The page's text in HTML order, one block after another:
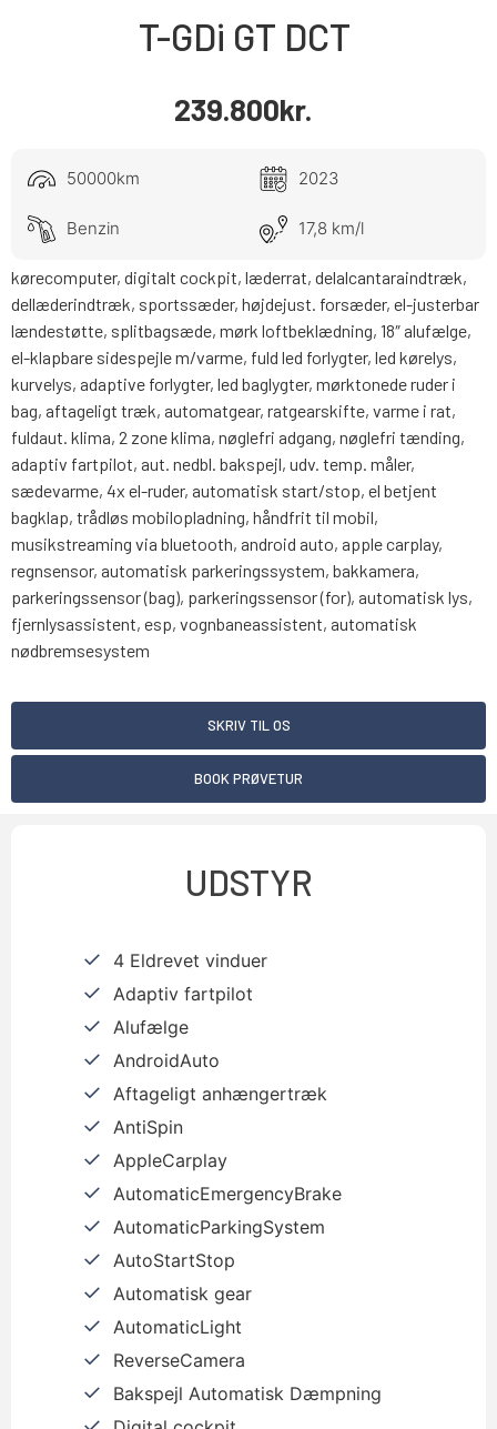
T-GDi GT DCT
239.800kr.
50000km 2023
Benzin 17,8 km/l
kørecomputer, digitalt cockpit, læderrat, delalcantaraindtræk,
dellæderindtræk, sportssæder, højdejust. forsæder, el-justerbar
lændestøtte, splitbagsæde, mørk loftbeklædning, 18″ alufælge,
el-klapbare sidespejle m/varme, fuld led forlygter, led kørelys,
kurvelys, adaptive forlygter, led baglygter, mørktonede ruder i
bag, aftageligt træk, automatgear, ratgearskifte, varme i rat,
fuldaut. klima, 2 zone klima, nøglefri adgang, nøglefri tænding,
adaptiv fartpilot, aut. nedbl. bakspejl, udv. temp. måler,
sædevarme, 4x el-ruder, automatisk start/stop, el betjent
bagklap, trådløs mobilopladning, håndfrit til mobil,
musikstreaming via bluetooth, android auto, apple carplay,
regnsensor, automatisk parkeringssystem, bakkamera,
parkeringssensor (bag), parkeringssensor (for), automatisk lys,
fjernlysassistent, esp, vognbaneassistent, automatisk
nødbremsesystem
SKRIV TIL OS
BOOK PRØVETUR
UDSTYR
4 Eldrevet vinduer
Adaptiv fartpilot
Alufælge
AndroidAuto
Aftageligt anhængertræk
AntiSpin
AppleCarplay
AutomaticEmergencyBrake
AutomaticParkingSystem
AutoStartStop
Automatisk gear
AutomaticLight
ReverseCamera
Bakspejl Automatisk Dæmpning